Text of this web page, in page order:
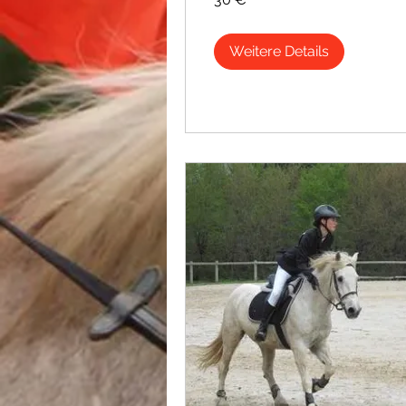
Weitere Details